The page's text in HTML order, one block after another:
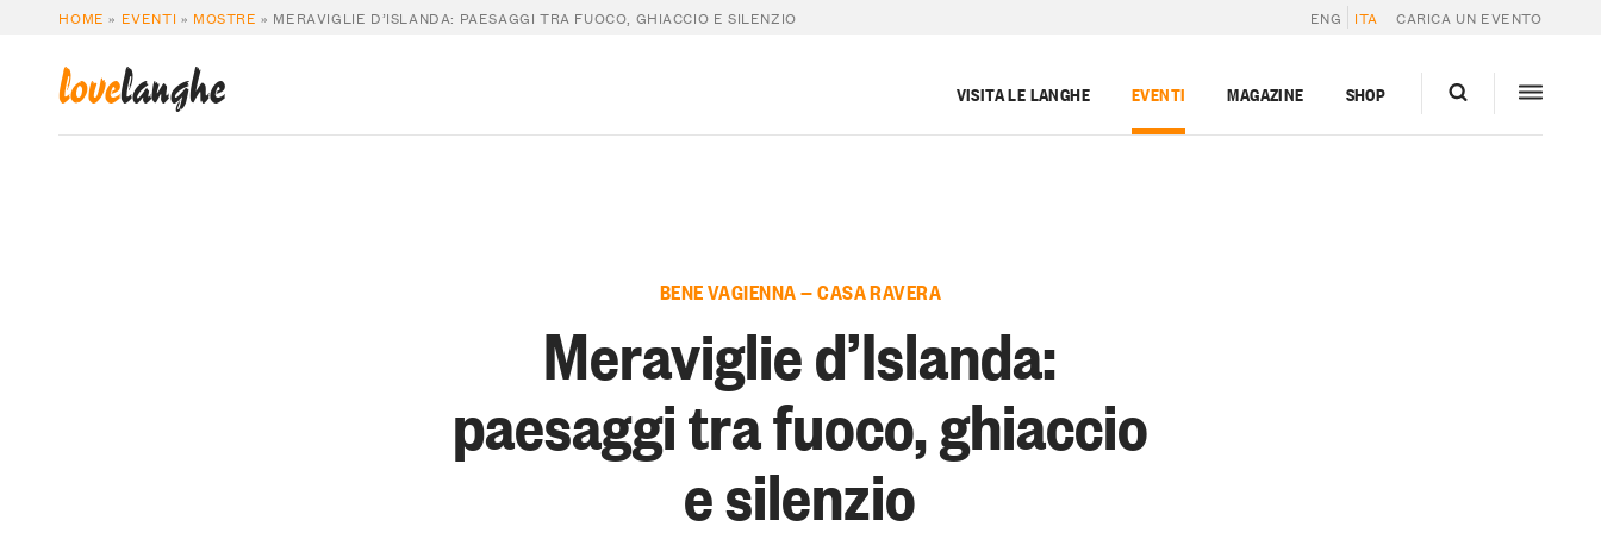
HOME » EVENTI » MOSTRE » MERAVIGLIE D’ISLANDA: PAESAGGI TRA FUOCO, GHIACCIO E SILENZIO ENG ITA CARICA UN EVENTO
lovelanghe VISITA LE LANGHE EVENTI MAGAZINE SHOP
BENE VAGIENNA — CASA RAVERA
Meraviglie d’Islanda:
paesaggi tra fuoco, ghiaccio
e silenzio